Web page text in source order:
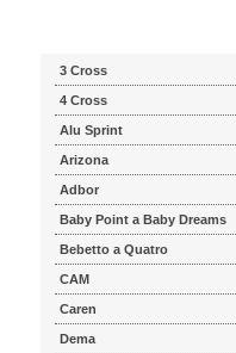
3 Cross
4 Cross
Alu Sprint
Arizona
Adbor
Baby Point a Baby Dreams
Bebetto a Quatro
CAM
Caren
Dema